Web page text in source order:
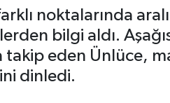
noktalarında
bilgi aldı.
eden Ünlüce,
dinledi.